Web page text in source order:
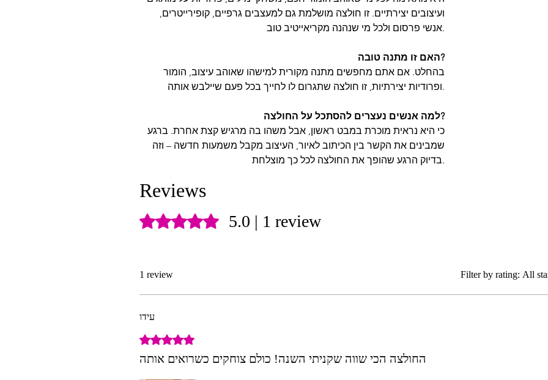
ועיצובים יצירתיים. זו חולצה מושלמת גם למעצבים גרפיים, קופירייטרים,
אנשי פרסום ולכל מי שנהנה מקריאייטיב טוב.
האם זו מתנה טובה?
בהחלט. אם אתם מחפשים מתנה מקורית למישהו שאוהב עיצוב, הומור
ופרודיות יצירתיות, זו חולצה שתגרום לו לחייך בכל פעם שיילבש אותה.
למה אנשים נעצרים להסתכל על החולצה?
כי היא נראית מוכרת במבט ראשון, אבל משהו בה מרגיש קצת אחרת. ברגע
שמבינים את הקשר בין הכיתוב לאיור, העיצוב מקבל משמעות חדשה – וזה
בדיוק הרגע שהופך את החולצה לכל כך מוצלחת.
Reviews
Rated 5 out of 5 stars.5.0 | 1 review
1 review Filter by rating: All
עידו
Rated 5 out of 5 stars.
החולצה הכי שווה שקניתי השנה! כולם צוחקים כשרואים אותה